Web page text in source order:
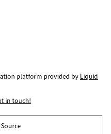
platform provided by Liquid
in touch!